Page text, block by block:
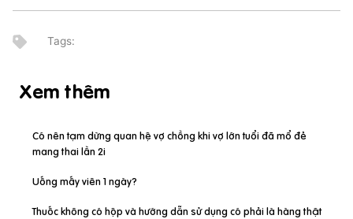
Xem thêm
Có nên tạm dừng quan hệ vợ chồng khi vợ lớn tuổi đã mổ đẻ
mang thai lần 2i
Uống mấy viên 1 ngày?
Thuốc không có hộp và hướng dẫn sử dụng có phải là hàng thật